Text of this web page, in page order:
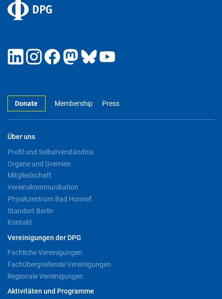
Donate Membership Press
Über uns
Profil und Selbstverständnis
Organe und Gremien
Mitgliedschaft
Vereinskommunikation
Physikzentrum Bad Honnef
Standort Berlin
Kontakt
Vereinigungen der DPG
Fachliche Vereinigungen
Fachübergreifende Vereinigungen
Regionale Vereinigungen
Aktivitäten und Programme